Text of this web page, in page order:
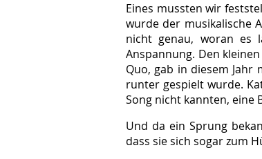
Eines mussten wir
wurde der musikalische
nicht genau, woran es
Anspannung. Den
Quo, gab in diesem Jahr
runter gespielt wurde.
Song nicht kannten, eine
Und da ein Sprung
dass sie sich sogar zum